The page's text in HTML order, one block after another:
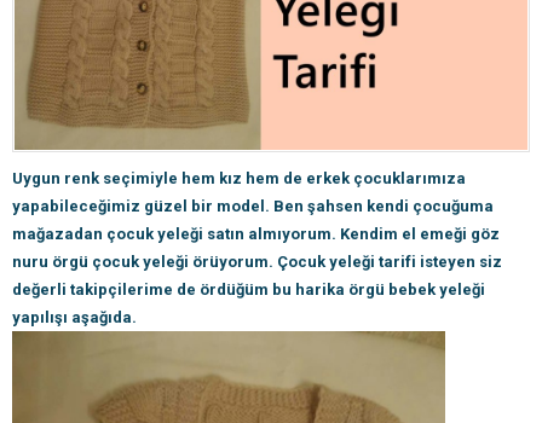
Uygun renk seçimiyle hem kız hem de erkek çocuklarımıza
yapabileceğimiz güzel bir model. Ben şahsen kendi çocuğuma
mağazadan çocuk yeleği satın almıyorum. Kendim el emeği göz
nuru örgü çocuk yeleği örüyorum. Çocuk yeleği tarifi isteyen siz
değerli takipçilerime de ördüğüm bu harika örgü bebek yeleği
yapılışı aşağıda.